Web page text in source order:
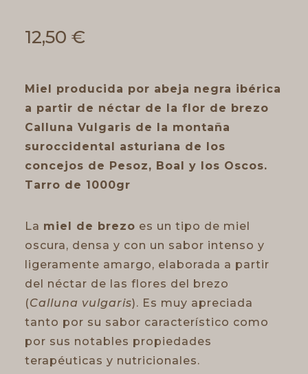
12,50 €
Miel producida por abeja negra ibérica
a partir de néctar de la flor de brezo
Calluna Vulgaris de la montaña
suroccidental asturiana de los
concejos de Pesoz, Boal y los Oscos.
Tarro de 1000gr
La miel de brezo es un tipo de miel
oscura, densa y con un sabor intenso y
ligeramente amargo, elaborada a partir
del néctar de las flores del brezo
(Calluna vulgaris). Es muy apreciada
tanto por su sabor característico como
por sus notables propiedades
terapéuticas y nutricionales.